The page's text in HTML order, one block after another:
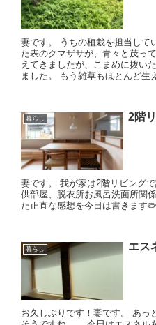
妻です。 うちの植栽を担当して
た表のクマザサが、青々と茂っ
えてきましたが、こまめに抜い
ました。 もう雑草もほとんど生
暮らし 2階
妻です。 我が家は2階リビング
供部屋、脱衣所お風呂洗面所関
た正直な感想を今日は書きます
暮らし エス
お久しぶりです！妻です。 あっ